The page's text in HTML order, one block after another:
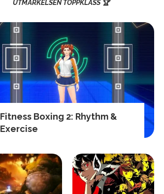
UTMÄRKELSEN TOPPKLASS 🏆
Fitness Boxing 2: Rhythm &
Exercise